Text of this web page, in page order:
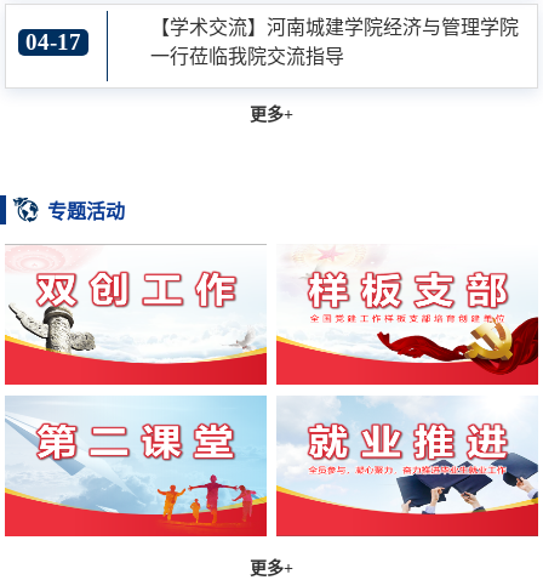
04-17
【学术交流】河南城建学院经济与管理学院
一行莅临我院交流指导
更多+
专题活动
更多+